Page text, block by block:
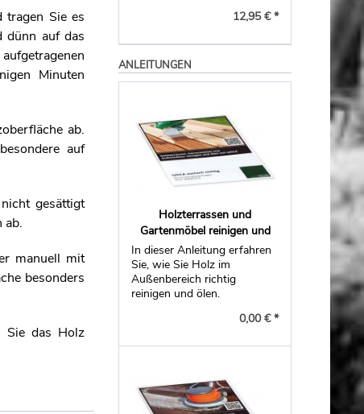
tragen Sie es
auf das
Minuten
ab.
auf
gesättigt
ab.
manuell mit
besonders
Sie das Holz
12,95 € *
ANLEITUNGEN
Holzterrassen und
Gartenmöbel reinigen und
ölen
In dieser Anleitung erfahren
Sie, wie Sie Holz im
Außenbereich richtig
reinigen und ölen.
0,00 € *